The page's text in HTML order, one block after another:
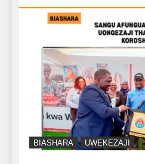
BIASHARA UWEKEZAJI